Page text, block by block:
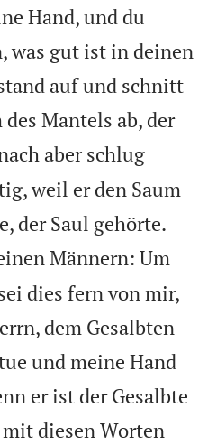
Hand, und du
was gut ist in deinen
auf und schnitt
Mantels ab, der
aber schlug
weil er den Saum
der Saul gehörte.
Männern: Um
dies fern von mir,
dem Gesalbten
und meine Hand
er ist der Gesalbte
diesen Worten